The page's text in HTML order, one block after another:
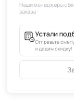
Устали
Отправьте
и дадим скидку!